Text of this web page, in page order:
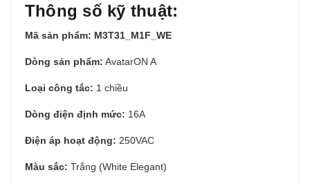
Thông số kỹ thuật:
Mã sản phẩm: M3T31_M1F_WE
Dòng sản phẩm: AvatarON A
Loại công tắc: 1 chiều
Dòng điện định mức: 16A
Điện áp hoạt động: 250VAC
Màu sắc: Trắng (White Elegant)